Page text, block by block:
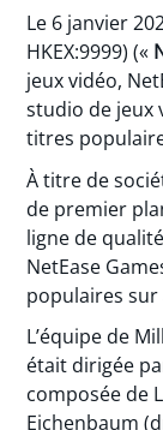
Le 6 janvier
HKEX:9999) («
jeux vidéo,
studio de jeux
titres
À titre de
de premier
ligne de
NetEase
populaires
L’équipe de
était dirigée
composée de
Eichenbaum